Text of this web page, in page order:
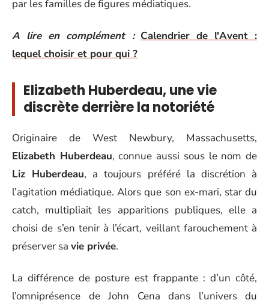
par les familles de figures médiatiques.
A lire en complément : Calendrier de l'Avent :
lequel choisir et pour qui ?
Elizabeth Huberdeau, une vie
discrète derrière la notoriété
Originaire de West Newbury, Massachusetts,
Elizabeth Huberdeau, connue aussi sous le nom de
Liz Huberdeau, a toujours préféré la discrétion à
l’agitation médiatique. Alors que son ex-mari, star du
catch, multipliait les apparitions publiques, elle a
choisi de s’en tenir à l’écart, veillant farouchement à
préserver sa vie privée.
La différence de posture est frappante : d’un côté,
l’omniprésence de John Cena dans l’univers du